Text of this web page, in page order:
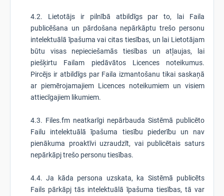
4.2. Lietotājs ir pilnībā atbildīgs par to, lai Faila
publicēšana un pārdošana nepārkāptu trešo personu
intelektuālā īpašuma vai citas tiesības, un lai Lietotājam
būtu visas nepieciešamās tiesības un atļaujas, lai
piešķirtu Failam piedāvātos Licences noteikumus.
Pircējs ir atbildīgs par Faila izmantošanu tikai saskaņā
ar piemērojamajiem Licences noteikumiem un visiem
attiecīgajiem likumiem.
4.3. Files.fm neatkarīgi nepārbauda Sistēmā publicēto
Failu intelektuālā īpašuma tiesību piederību un nav
pienākuma proaktīvi uzraudzīt, vai publicētais saturs
nepārkāpj trešo personu tiesības.
4.4. Ja kāda persona uzskata, ka Sistēmā publicēts
Fails pārkāpj tās intelektuālā īpašuma tiesības, tā var